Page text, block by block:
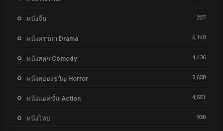
หนังจีน 227
หนังดราม่า Drama 6,140
หนังตลก Comedy 4,436
หนังสยองขวัญ Horror 2,658
หนังแอคชั่น Action 4,551
หนังไทย 930